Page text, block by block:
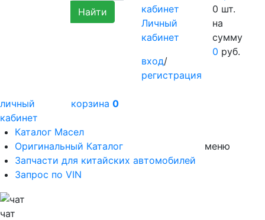
Личный
кабинет
вход/
регистрация
0 шт.
на
сумму
0 руб.
личный
кабинет
корзина 0
Каталог Масел
Оригинальный Каталог
Запчасти для китайских автомобилей
Запрос по VIN
меню
чат